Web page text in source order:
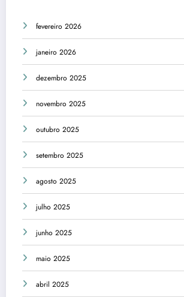
fevereiro 2026
janeiro 2026
dezembro 2025
novembro 2025
outubro 2025
setembro 2025
agosto 2025
julho 2025
junho 2025
maio 2025
abril 2025